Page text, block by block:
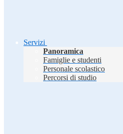
Servizi
Panoramica
Famiglie e studenti
Personale scolastico
Percorsi di studio